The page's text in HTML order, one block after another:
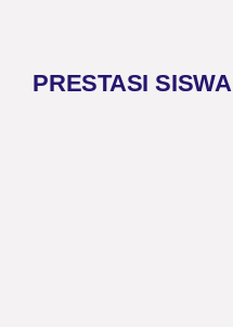
PRESTASI SISWA